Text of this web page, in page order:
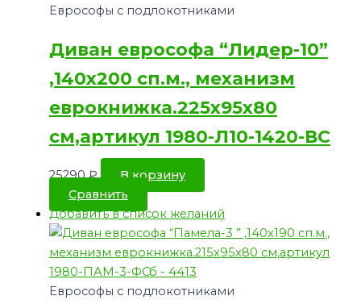
Еврософы с подлокотниками
Диван еврософа “Лидер-10”
,140х200 сп.м., механизм
еврокнижка.225х95х80
см,артикул 1980-Л10-1420-ВС
25290₽
В корзину
Сравнить
Добавить в список желаний
Еврософы с подлокотниками